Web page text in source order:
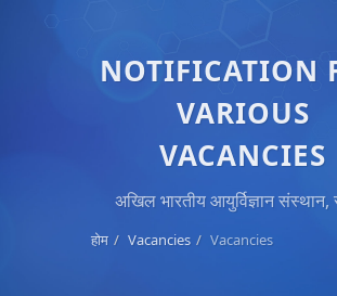
NOTIFICATION
VARIOUS
VACANCIES
अखिल भारतीय आयुर्विज्ञान संस्थान,
होम Vacancies Vacancies